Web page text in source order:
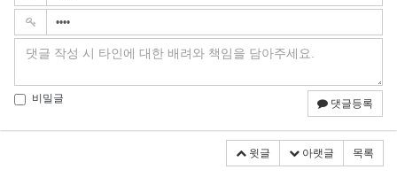
비밀글 댓글등록
윗글 아랫글 목록